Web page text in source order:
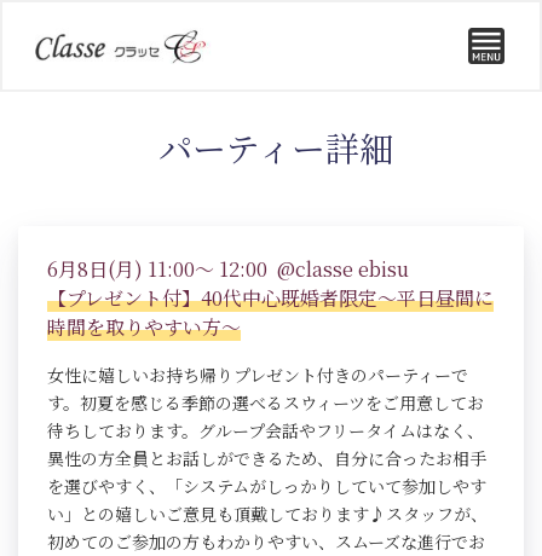
パーティー詳細
6月8日(月) 11:00～ 12:00 @classe ebisu
【プレゼント付】40代中心既婚者限定～平日昼間に
時間を取りやすい方～
女性に嬉しいお持ち帰りプレゼント付きのパーティーで
す。初夏を感じる季節の選べるスウィーツをご用意してお
待ちしております。グループ会話やフリータイムはなく、
異性の方全員とお話しができるため、自分に合ったお相手
を選びやすく、「システムがしっかりしていて参加しやす
い」との嬉しいご意見も頂戴しております♪スタッフが、
初めてのご参加の方もわかりやすい、スムーズな進行でお